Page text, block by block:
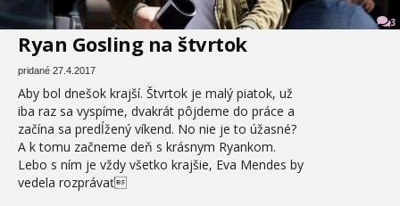
3
Ryan Gosling na štvrtok
pridané 27.4.2017
Aby bol dnešok krajší. Štvrtok je malý piatok, už
iba raz sa vyspíme, dvakrát pôjdeme do práce a
začína sa predĺžený víkend. No nie je to úžasné?
A k tomu začneme deň s krásnym Ryankom.
Lebo s ním je vždy všetko krajšie, Eva Mendes by
vedela rozprávať